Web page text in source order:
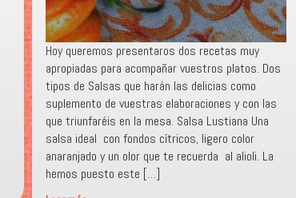
Hoy queremos presentaros dos recetas muy
apropiadas para acompañar vuestros platos. Dos
tipos de Salsas que harán las delicias como
suplemento de vuestras elaboraciones y con las
que triunfaréis en la mesa. Salsa Lustiana Una
salsa ideal con fondos cítricos, ligero color
anaranjado y un olor que te recuerda al alioli. La
hemos puesto este […]